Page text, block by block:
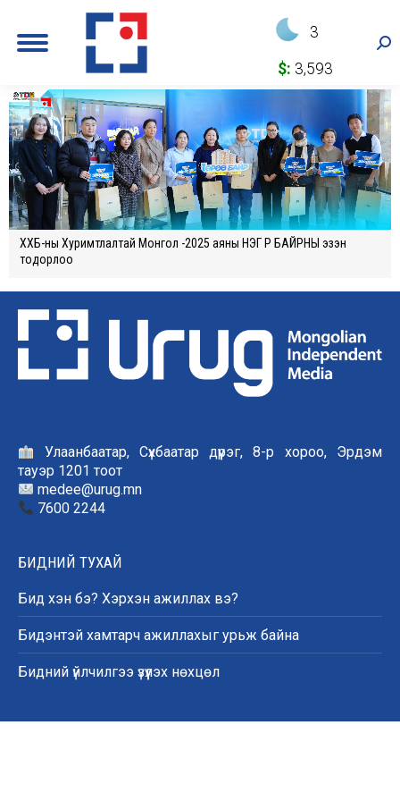
3
$: 3,593
ХХБ-ны Хуримтлалтай Монгол -2025 аяны НЭГ ӨРӨӨ БАЙРНЫ эзэн
тодорлоо
Улаанбаатар, Сүхбаатар дүүрэг, 8-р хороо, Эрдэм
тауэр 1201 тоот
medee@urug.mn
7600 2244
БИДНИЙ ТУХАЙ
Бид хэн бэ? Хэрхэн ажиллах вэ?
Бидэнтэй хамтарч ажиллахыг урьж байна
Бидний үйлчилгээ үзүүлэх нөхцөл